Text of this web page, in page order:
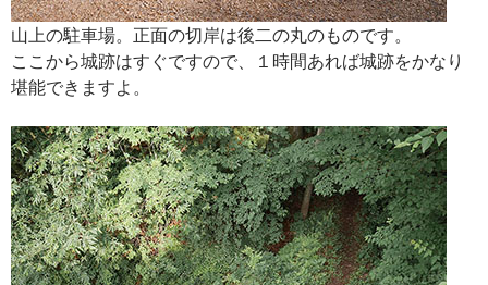
山上の駐車場。正面の切岸は後二の丸のものです。
ここから城跡はすぐですので、１時間あれば城跡をかなり
堪能できますよ。